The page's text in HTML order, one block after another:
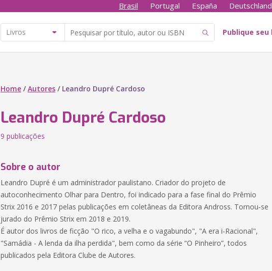
Brasil Portugal España Deutschland
Publique seu
Home /Autores / Leandro Dupré Cardoso
Leandro Dupré Cardoso
9 publicações
Sobre o autor
Leandro Dupré é um administrador paulistano. Criador do projeto de
autoconhecimento Olhar para Dentro, foi indicado para a fase final do Prêmio
Strix 2016 e 2017 pelas publicações em coletâneas da Editora Andross. Tornou-se
jurado do Prêmio Strix em 2018 e 2019.
É autor dos livros de ficção "O rico, a velha e o vagabundo", "A era i-Racional",
"Samádia - A lenda da ilha perdida", bem como da série “O Pinheiro”, todos
publicados pela Editora Clube de Autores.